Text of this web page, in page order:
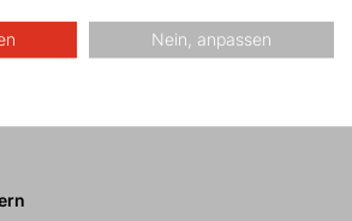
Nein, anpassen